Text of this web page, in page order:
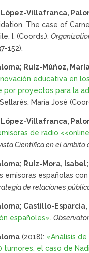
Villafranca,
The case of
I. (Coords.):
152).
Ruíz-Múñoz,
educativa en
por proyectos para la
María José
Villafranca,
de radio
Científica en el
Ruíz-Mora,
emisoras españolas
de relaciones
Castillo-
españoles».
(2018): «Análisis
el caso de